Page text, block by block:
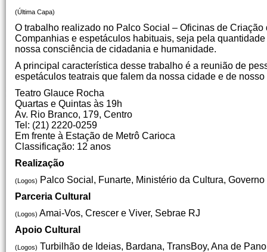
(Última Capa)
O trabalho realizado no Palco Social – Oficinas de
Companhias e espetáculos habituais, seja pela
nossa consciência de cidadania e humanidade.
A principal característica desse trabalho é a reunião de
espetáculos teatrais que falem da nossa cidade e de nosso
Teatro Glauce Rocha
Quartas e Quintas às 19h
Av. Rio Branco, 179, Centro
Tel: (21) 2220-0259
Em frente à Estação de Metrô Carioca
Classificação: 12 anos
Realização
(Logos) Palco Social, Funarte, Ministério da Cultura,
Parceria Cultural
(Logos) Amai-Vos, Crescer e Viver, Sebrae RJ
Apoio Cultural
(Logos) Turbilhão de Ideias, Bardana, TransBoy, Ana de